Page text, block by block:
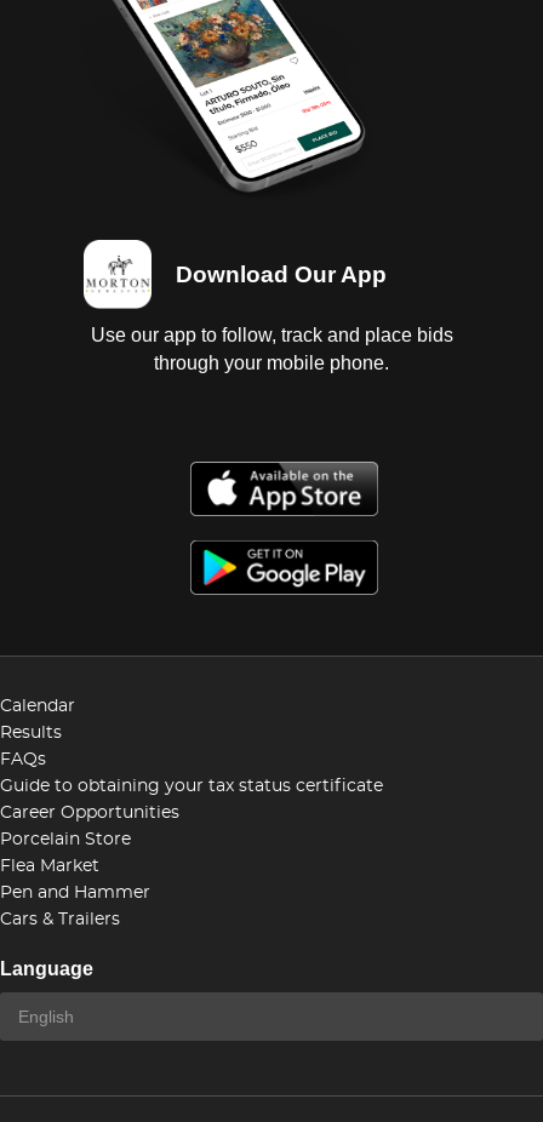
con fugas de aceite, sin probar; diferencial con fugas
de aceite sin probar; interiores, vestiduras rotas,
cielo dañado, guantera dañada, tablero dañado;
instrumentos maltratados sin probar; suspensión
de muelles; chasis con corrosión; carroceríacon
golpes ligeros, con corrosión, espejos con daño; 6
llanta lisas y dañadas. SE ENTREGA SIN
Download Our App
Use our app to follow, track and place bids
through your mobile phone.
Calendar
Results
FAQs
Guide to obtaining your tax status certificate
Career Opportunities
Porcelain Store
Flea Market
Pen and Hammer
Cars & Trailers
Language